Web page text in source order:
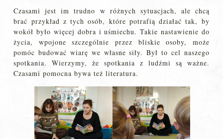
Czasami jest im trudno w różnych sytuacjach, ale chcą
brać przykład z tych osób, które potrafią działać tak, by
wokół było więcej dobra i uśmiechu. Takie nastawienie do
życia, wpojone szczególnie przez bliskie osoby, może
pomóc budować wiarę we własne siły. Był to cel naszego
spotkania. Wierzymy, że spotkania z ludźmi są ważne.
Czasami pomocna bywa też literatura.